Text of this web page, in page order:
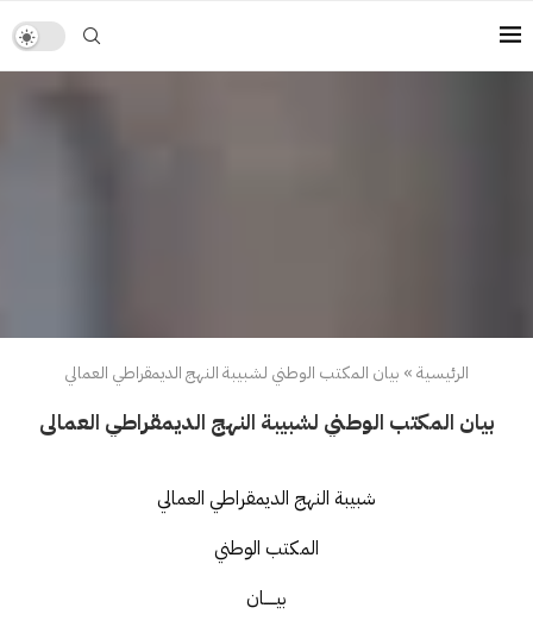
الرئيسية» بيان المكتب الوطني لشبيبة النهج الديمقراطي العمالي
بيان المكتب الوطني لشبيبة النهج الديمقراطي العمالي
شبيبة النهج الديمقراطي العمالي
المكتب الوطني
بيـــــان